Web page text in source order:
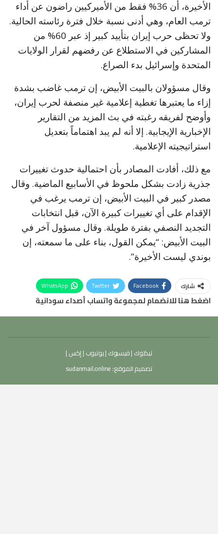
الأخيرة، أن 36% فقط من الأميركيين راضون عن أداء
ترمب العام، وهي أدنى نسبة خلال فترة رئاسته الحالية.
ولا تحظى حرب إيران بتأييد كبير إذ عبر 60% من
المشاركين في الاستطلاع عن رفضهم لقرار الولايات
المتحدة وإسرائيل بدء الصراع.
وقال مسؤولان بالبيت الأبيض، إن ترمب غاضب بشدة
إزاء ما يعتبرها تغطية إعلامية غير منصفة لحرب إيران،
وأوضح لفريقه رغبته في بث المزيد من التقارير
الإخبارية الإيجابية. إلا أنه لم يبد اهتماماً بتعديل
استراتيجيته الإعلامية.
مع ذلك، أفادت المصادر بأن احتمالية حدوث تغييرات
جذرية زادت بشكل ملحوظ في الأسابيع الماضية. وقال
مصدر كبير في البيت الأبيض، إن ترمب يرغب في
الإقدام على أي تغييرات كبيرة الآن، قبل انتخابات
التجديد النصفي بفترة طويلة. وقال مسؤول آخر في
البيت الأبيض: “يمكن القول، بناء على ما سمعته، إن
بوندي ليست الأخيرة”.
شارك Facebook
Twitter
WhatsApp
اضغط هنا للانضمام لمجموعة واتساب أصداء سودانية
تيكتوك |فيسبوك |يوتيوب |إكس |
تصميم الموقع: sudanmail.online